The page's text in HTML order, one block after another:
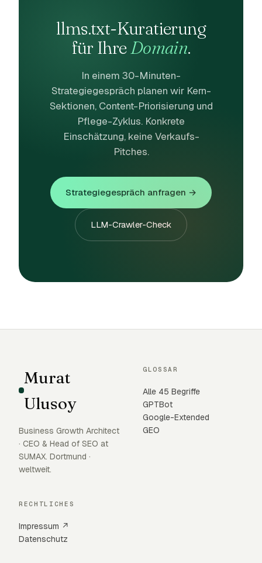
llms.txt-Kuratierung
für IhreDomain.
In einem 30-Minuten-
Strategiegespräch planen wir Kern-
Sektionen, Content-Priorisierung und
Pflege-Zyklus. Konkrete
Einschätzung, keine Verkaufs-
Pitches.
Strategiegespräch anfragen →
LLM-Crawler-Check
Murat
Ulusoy
Business Growth Architect
· CEO & Head of SEO at
SUMAX. Dortmund ·
weltweit.
GLOSSAR
Alle 45 Begriffe
GPTBot
Google-Extended
GEO
RECHTLICHES
Impressum ↗
Datenschutz